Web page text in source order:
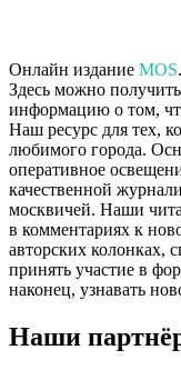
Онлайн издание MOS
Здесь можно
информацию о том,
Наш ресурс для тех,
любимого города.
оперативное
качественной
москвичей. Наши
в комментариях к
авторских колонках,
принять участие в
наконец, узнавать
Наши